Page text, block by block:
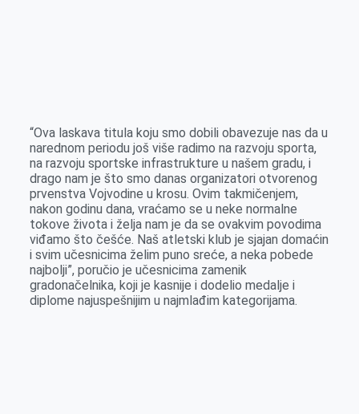
“Ova laskava titula koju smo dobili obavezuje nas da u
narednom periodu još više radimo na razvoju sporta,
na razvoju sportske infrastrukture u našem gradu, i
drago nam je što smo danas organizatori otvorenog
prvenstva Vojvodine u krosu. Ovim takmičenjem,
nakon godinu dana, vraćamo se u neke normalne
tokove života i želja nam je da se ovakvim povodima
viđamo što češće. Naš atletski klub je sjajan domaćin
i svim učesnicima želim puno sreće, a neka pobede
najbolji”, poručio je učesnicima zamenik
gradonačelnika, koji je kasnije i dodelio medalje i
diplome najuspešnijim u najmlađim kategorijama.